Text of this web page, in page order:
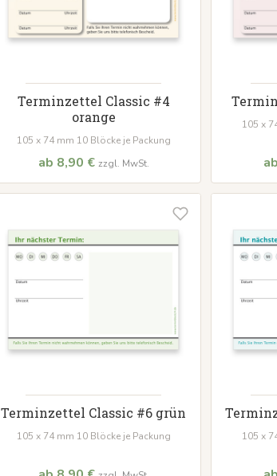
Terminzettel Classic #4
orange
105 x 74 mm 10 Blöcke je Packung
ab 8,90 € zzgl. MwSt.
105 x
Terminzettel Classic #6 grün
105 x 74 mm 10 Blöcke je Packung 105 x